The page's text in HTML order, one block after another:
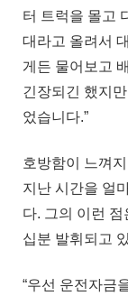
터 트럭을 몰고
대라고 올려서
게든 물어보고
긴장되긴 했지
었습니다.”
호방함이 느껴
지난 시간을 얼
다. 그의 이런
십분 발휘되고
“우선 운전자금